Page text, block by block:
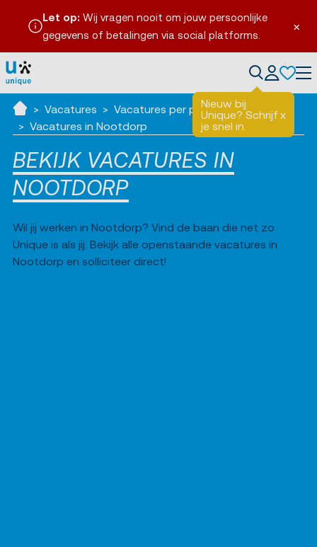
×
Let op: Wij vragen nooit om jouw persoonlijke
gegevens of betalingen via social platforms.
Nieuw bij
Unique? Schrijf
je snel in.
x
Ik zoek werk
Vacatures
Vacatures per plaats
Vacatures in Nootdorp
BEKIJK VACATURES IN
NOOTDORP
Wil jij werken in Nootdorp? Vind de baan die net zo
Unique is als jij. Bekijk alle openstaande vacatures in
Nootdorp en solliciteer direct!